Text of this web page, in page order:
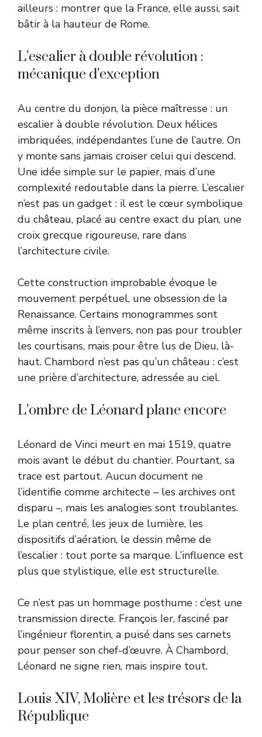
ailleurs : montrer que la France, elle aussi, sait
bâtir à la hauteur de Rome.
L’escalier à double révolution :
mécanique d’exception
Au centre du donjon, la pièce maîtresse : un
escalier à double révolution. Deux hélices
imbriquées, indépendantes l’une de l’autre. On
y monte sans jamais croiser celui qui descend.
Une idée simple sur le papier, mais d’une
complexité redoutable dans la pierre. L’escalier
n’est pas un gadget : il est le cœur symbolique
du château, placé au centre exact du plan, une
croix grecque rigoureuse, rare dans
l’architecture civile.
Cette construction improbable évoque le
mouvement perpétuel, une obsession de la
Renaissance. Certains monogrammes sont
même inscrits à l’envers, non pas pour troubler
les courtisans, mais pour être lus de Dieu, là-
haut. Chambord n’est pas qu’un château : c’est
une prière d’architecture, adressée au ciel.
L’ombre de Léonard plane encore
Léonard de Vinci meurt en mai 1519, quatre
mois avant le début du chantier. Pourtant, sa
trace est partout. Aucun document ne
l’identifie comme architecte – les archives ont
disparu –, mais les analogies sont troublantes.
Le plan centré, les jeux de lumière, les
dispositifs d’aération, le dessin même de
l’escalier : tout porte sa marque. L’influence est
plus que stylistique, elle est structurelle.
Ce n’est pas un hommage posthume : c’est une
transmission directe. François Ier, fasciné par
l’ingénieur florentin, a puisé dans ses carnets
pour penser son chef-d’œuvre. À Chambord,
Léonard ne signe rien, mais inspire tout.
Louis XIV, Molière et les trésors de la
République